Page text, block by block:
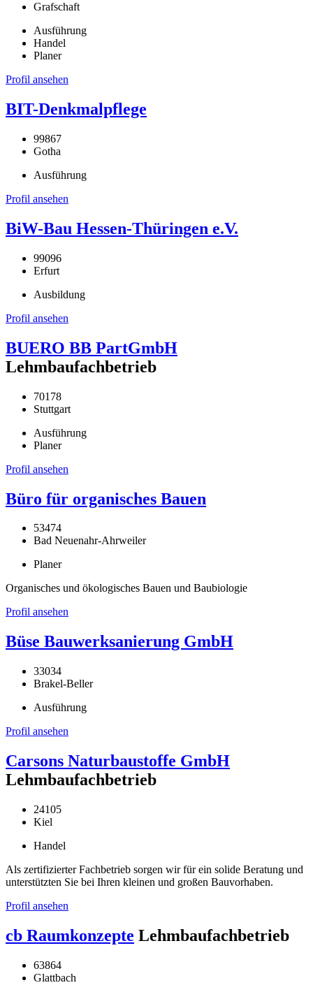
Grafschaft
Ausführung
Handel
Planer
Profil ansehen
BIT-Denkmalpflege
99867
Gotha
Ausführung
Profil ansehen
BiW-Bau Hessen-Thüringen e.V.
99096
Erfurt
Ausbildung
Profil ansehen
BUERO BB PartGmbH
Lehmbaufachbetrieb
70178
Stuttgart
Ausführung
Planer
Profil ansehen
Büro für organisches Bauen
53474
Bad Neuenahr-Ahrweiler
Planer
Organisches und ökologisches Bauen und Baubiologie
Profil ansehen
Büse Bauwerksanierung GmbH
33034
Brakel-Beller
Ausführung
Profil ansehen
Carsons Naturbaustoffe GmbH
Lehmbaufachbetrieb
24105
Kiel
Handel
Als zertifizierter Fachbetrieb sorgen wir für ein solide Beratung und
unterstützten Sie bei Ihren kleinen und großen Bauvorhaben.
Profil ansehen
cb Raumkonzepte Lehmbaufachbetrieb
63864
Glattbach